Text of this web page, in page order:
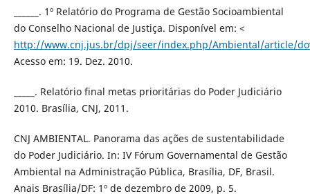
______. 1º Relatório do Programa de Gestão Socioambiental
do Conselho Nacional de Justiça. Disponível em: <
http://www.cnj.jus.br/dpj/seer/index.php/Ambiental/article/
Acesso em: 19. Dez. 2010.
_____. Relatório final metas prioritárias do Poder Judiciário
2010. Brasília, CNJ, 2011.
CNJ AMBIENTAL. Panorama das ações de sustentabilidade
do Poder Judiciário. In: IV Fórum Governamental de Gestão
Ambiental na Administração Pública, Brasília, DF, Brasil.
Anais Brasília/DF: 1º de dezembro de 2009, p. 5.